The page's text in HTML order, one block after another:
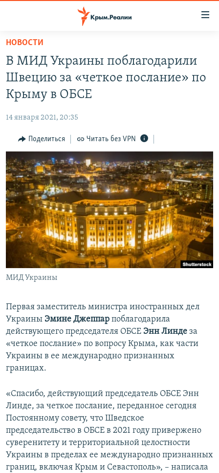
Вернуться
основному
содержанию
Вернутся
главной
навигации
Вернутся
поиску
СПЕЦПРОЕКТЫ
11 ЛЕТ ОККУПАЦИИ КРЫМА. 11 ИСТОРИЙ СОПРОТИВЛЕНИЯ
ВОДА
ЕЩЕ
ИНТЕРАКТИВ
ИНФОГРАФИКА
ТЕЛЕПРОЕКТ КРЫМ.РЕАЛИИ
СОВЕТЫ ПРАВОЗАЩИТНИКОВ
ПРОПАВШИЕ БЕЗ ВЕСТИ
ПОБЕДИТЕЛЕЙ НЕ СУДЯТ?
КРЫМ.НЕПОКОРЕННЫЙ
ELIFBE
УКРАИНСКАЯ ПРОБЛЕМА КРЫМА
РАДІО СВОБОДА
КАК ОБОЙТИ БЛОКИРОВКУ
Українською
Qırımtatar
ПРИСОЕДИНЯЙТЕСЬ!
НОВОСТИ
В МИД Украины поблагодарили
Швецию за «четкое послание» по
Крыму в ОБСЕ
14 января 2021, 20:35
Поделиться Читать без VPN
МИД Украины
Первая заместитель министра иностранных дел
Украины Эмине Джеппар поблагодарила
действующего председателя ОБСЕ Энн Линде за
«четкое послание» по вопросу Крыма, как части
Украины в ее международно признанных
границах.
«Спасибо, действующий председатель ОБСЕ Энн
Линде, за четкое послание, переданное сегодня
Постоянному совету, что Шведское
председательство в ОБСЕ в 2021 году привержено
суверенитету и территориальной целостности
Украины в пределах ее международно признанных
границ, включая Крым и Севастополь», – написала